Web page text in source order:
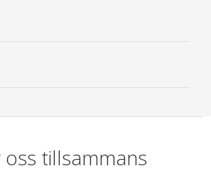
oss tillsammans